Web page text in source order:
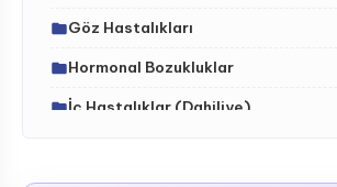
Göz Hastalıkları
Hormonal Bozukluklar
İç Hastalıklar (Dahiliye)